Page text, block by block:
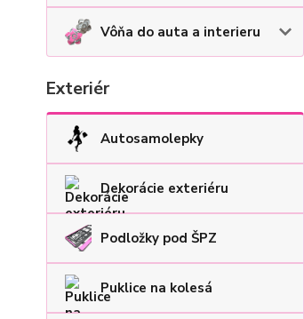
Vôňa do auta a interieru
Exteriér
Autosamolepky
Dekorácie exteriéru
Podložky pod ŠPZ
Puklice na kolesá